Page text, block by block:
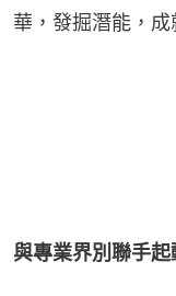
華，發掘潛能，成
與專業界別聯手